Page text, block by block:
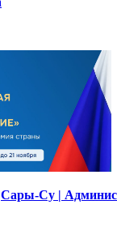
Сары-Су |